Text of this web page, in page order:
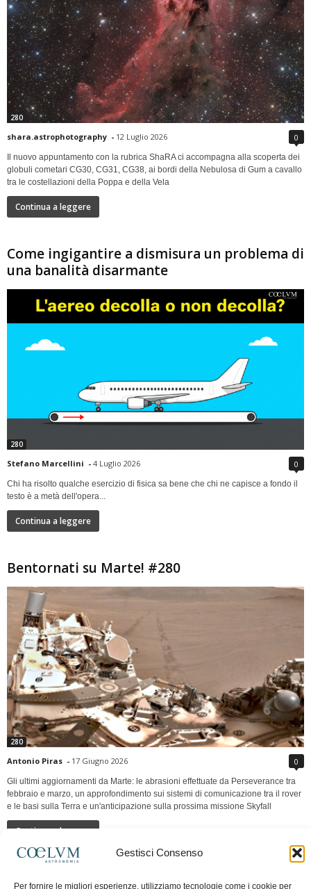
Gestisci Consenso
Per fornire le migliori esperienze, utilizziamo tecnologie come i cookie per
280
shara.astrophotography - 12 Luglio 2026 0
Il nuovo appuntamento con la rubrica ShaRA ci accompagna alla scoperta dei
globuli cometari CG30, CG31, CG38, ai bordi della Nebulosa di Gum a cavallo
tra le costellazioni della Poppa e della Vela
Continua a leggere
Come ingigantire a dismisura un problema di
una banalità disarmante
280
Stefano Marcellini - 4 Luglio 2026 0
Chi ha risolto qualche esercizio di fisica sa bene che chi ne capisce a fondo il
testo è a metà dell'opera...
Continua a leggere
Bentornati su Marte! #280
280
Antonio Piras - 17 Giugno 2026 0
Gli ultimi aggiornamenti da Marte: le abrasioni effettuate da Perseverance tra
febbraio e marzo, un approfondimento sui sistemi di comunicazione tra il rover
e le basi sulla Terra e un'anticipazione sulla prossima missione Skyfall
Continua a leggere